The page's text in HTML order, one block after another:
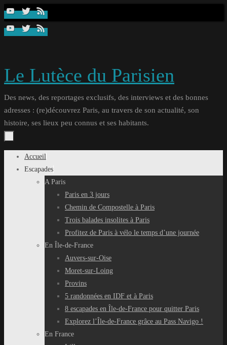
Passer
contenu
Le Lutèce du Parisien
Des news, des reportages exclusifs, des interviews et des bonnes
adresses : (re)découvrez Paris, au travers de son actualité, son
histoire, ses lieux peu connus et ses habitants.
Passer
Accueil
Escapades
A Paris
Paris en 3 jours
Chemin de Compostelle à Paris
Trois balades insolites à Paris
Profitez de Paris à vélo le temps d’une journée
En Île-de-France
Auvers-sur-Oise
Moret-sur-Loing
Provins
5 randonnées en IDF et à Paris
8 escapades en Île-de-France pour quitter Paris
Explorez l’Île-de-France grâce au Pass Navigo !
En France